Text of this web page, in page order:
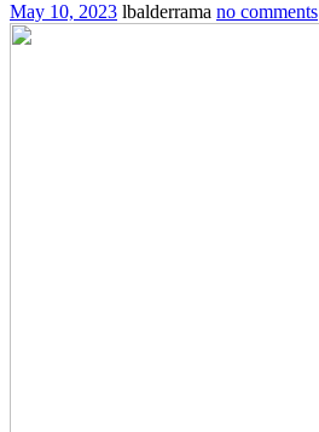
May 10, 2023 lbalderrama no comments